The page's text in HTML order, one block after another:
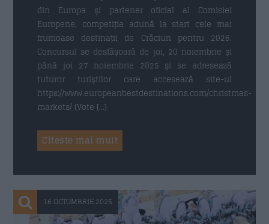
din Europa și partener oficial al Comisiei
Europene, competiția adună la start cele mai
frumoase destinații de Crăciun pentru 2026.
Concursul se desfășoară de joi, 20 noiembrie și
până joi 27 noiembrie 2025 și se adresează
tuturor turiștilor care accesează site-ul
https://www.europeanbestdestinations.com/christmas-
markets/ (Vote […]
Citeste mai mult
16 OCTOMBRIE 2025